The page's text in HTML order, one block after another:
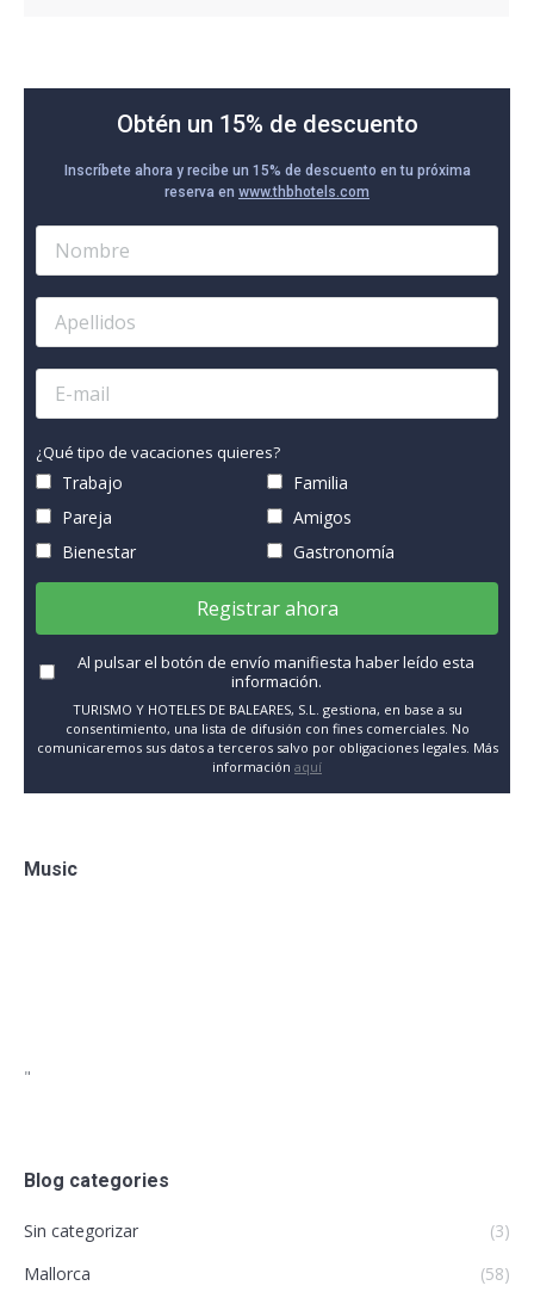
Obtén un 15% de descuento
Inscríbete ahora y recibe un 15% de descuento en tu próxima
reserva en www.thbhotels.com
¿Qué tipo de vacaciones quieres?
Trabajo
Familia
Pareja
Amigos
Bienestar
Gastronomía
Registrar ahora
Al pulsar el botón de envío manifiesta haber leído esta
información.
TURISMO Y HOTELES DE BALEARES, S.L. gestiona, en base a su
consentimiento, una lista de difusión con fines comerciales. No
comunicaremos sus datos a terceros salvo por obligaciones legales. Más
información aquí
Music
"
Blog categories
Sin categorizar
(3)
Mallorca
(58)